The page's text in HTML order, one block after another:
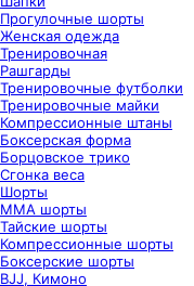
Прогулочные шорты
Женская одежда
Тренировочная
Рашгарды
Тренировочные футболки
Тренировочные майки
Компрессионные штаны
Боксерская форма
Борцовское трико
Сгонка веса
Шорты
ММА шорты
Тайские шорты
Компрессионные шорты
Боксерские шорты
BJJ, Кимоно